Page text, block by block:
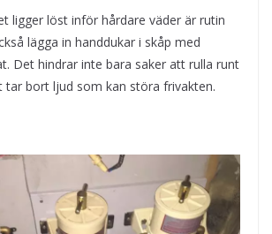
ligger löst inför hårdare väder är rutin
lägga in handdukar i skåp med
Det hindrar inte bara saker att rulla runt
tar bort ljud som kan störa frivakten.